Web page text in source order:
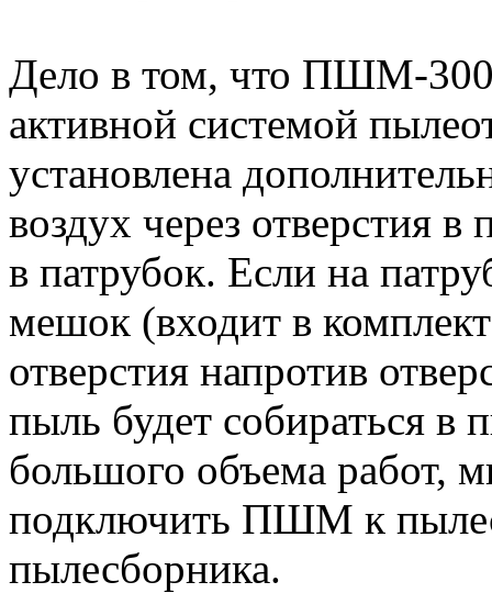
Дело в том, что ПШМ-
активной системой
установлена
воздух через отверстия
в патрубок. Если на
мешок (входит в
отверстия напротив
пыль будет собираться
большого объема работ,
подключить ПШМ к
пылесборника.